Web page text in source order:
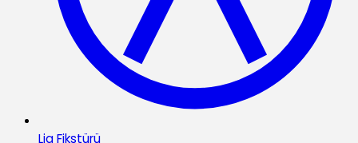
Lig Fikstürü